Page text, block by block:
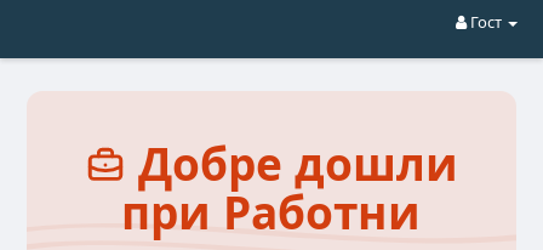
Гост
Добре дошли
при Работни